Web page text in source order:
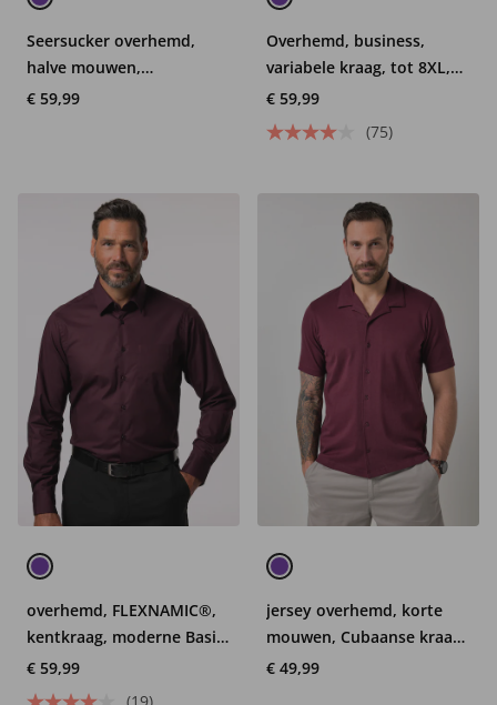
Seersucker overhemd,
halve mouwen,
buttondown kraag,
€ 59,99
Overhemd, business,
variabele kraag, tot 8XL,
comfortabele pasvorm
€ 59,99
(75)
overhemd, FLEXNAMIC®,
kentkraag, moderne Basic-
Fit, tot 7XL
€ 59,99
jersey overhemd, korte
mouwen, Cubaanse kraag,
Cuba Fit, tot 8XL
€ 49,99